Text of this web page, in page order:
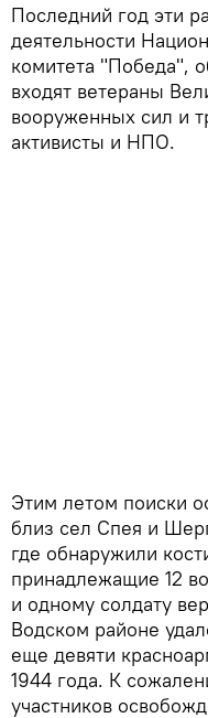
Последний год эти
деятельности
комитета "Победа",
входят ветераны
вооруженных сил и
активисты и НПО.
Этим летом поиски
близ сел Спея и
где обнаружили
принадлежащие 12
и одному солдату
Водском районе
еще девяти
1944 года. К
участников